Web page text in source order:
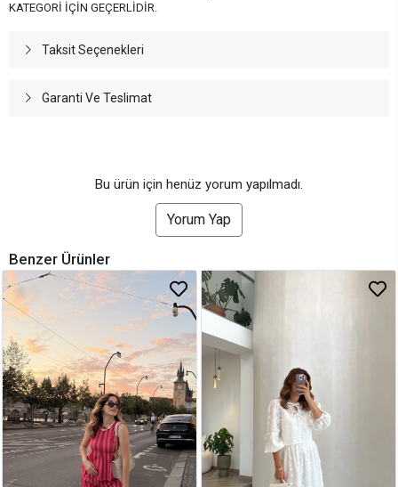
KATEGORİ İÇİN GEÇERLİDİR.
Taksit Seçenekleri
Garanti Ve Teslimat
Bu ürün için henüz yorum yapılmadı.
Yorum Yap
Benzer Ürünler